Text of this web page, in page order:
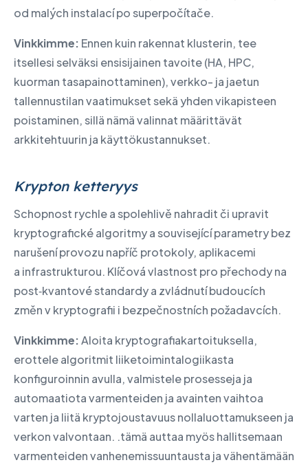
od malých instalací po superpočítače.
Vinkkimme: Ennen kuin rakennat klusterin, tee
itsellesi selväksi ensisijainen tavoite (HA, HPC,
kuorman tasapainottaminen), verkko- ja jaetun
tallennustilan vaatimukset sekä yhden vikapisteen
poistaminen, sillä nämä valinnat määrittävät
arkkitehtuurin ja käyttökustannukset.
Krypton ketteryys
Schopnost rychle a spolehlivě nahradit či upravit
kryptografické algoritmy a související parametry bez
narušení provozu napříč protokoly, aplikacemi
a infrastrukturou. ​ Klíčová vlastnost pro přechody na
post‑kvantové standardy a zvládnutí budoucích
změn v kryptografii i bezpečnostních požadavcích.
Vinkkimme:Aloita kryptografiakartoituksella,
erottele algoritmit liiketoimintalogiikasta
konfiguroinnin avulla, valmistele prosesseja ja
automaatiota varmenteiden ja avainten vaihtoa
varten ja liitä kryptojoustavuus nollaluottamukseen ja
verkon valvontaan. .tämä auttaa myös hallitsemaan
varmenteiden vanhenemissuuntausta ja vähentämään